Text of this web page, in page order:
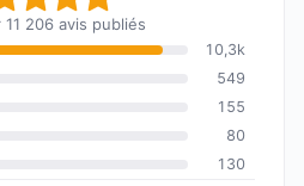
11 206 avis publiés
10,3k
549
155
80
130